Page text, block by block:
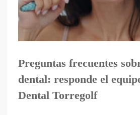
Preguntas frecuentes
dental: responde el
Dental Torregolf